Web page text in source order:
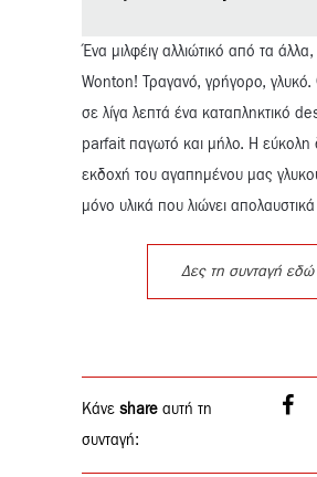
Ένα μιλφέιγ αλλιώτικό από τα
Wonton! Τραγανό, γρήγορο, γλυκό.
σε λίγα λεπτά ένα καταπληκτικό
parfait παγωτό και μήλο. Η εύκολη
εκδοχή του αγαπημένου μας
μόνο υλικά που λιώνει
Δες τη συνταγή εδώ
Κάνε share αυτή τη
συνταγή: